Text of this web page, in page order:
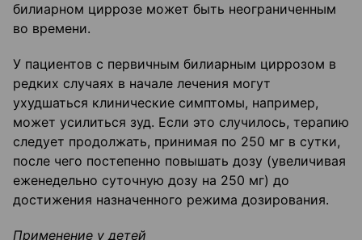
билиарном циррозе может быть неограниченным
во времени.
У пациентов с первичным билиарным циррозом в
редких случаях в начале лечения могут
ухудшаться клинические симптомы, например,
может усилиться зуд. Если это случилось, терапию
следует продолжать, принимая по 250 мг в сутки,
после чего постепенно повышать дозу (увеличивая
еженедельно суточную дозу на 250 мг) до
достижения назначенного режима дозирования.
Применение у детей